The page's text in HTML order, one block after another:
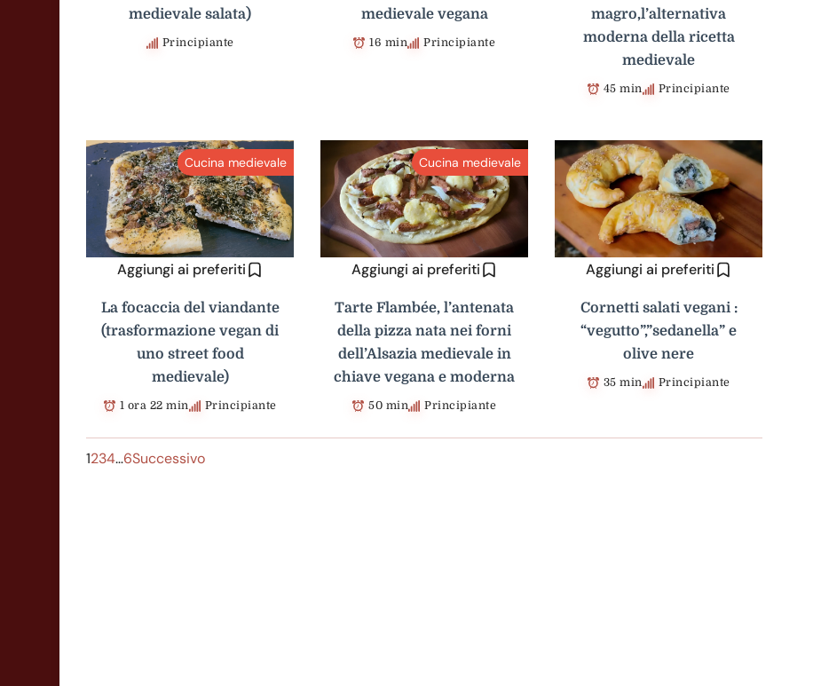
medievale salata)
Principiante
medievale vegana
16 min Principiante
magro,l’alternativa
moderna della ricetta
medievale
45 min Principiante
Aggiungi ai preferiti
Cucina medievale
La focaccia del viandante
(trasformazione vegan di
uno street food
medievale)
1 ora 22 min Principiante
Aggiungi ai preferiti
Cucina medievale
Tarte Flambée, l’antenata
della pizza nata nei forni
dell’Alsazia medievale in
chiave vegana e moderna
50 min Principiante
Aggiungi ai preferiti
Cornetti salati vegani :
“vegutto”,”sedanella” e
olive nere
35 min Principiante
1234…6Successivo